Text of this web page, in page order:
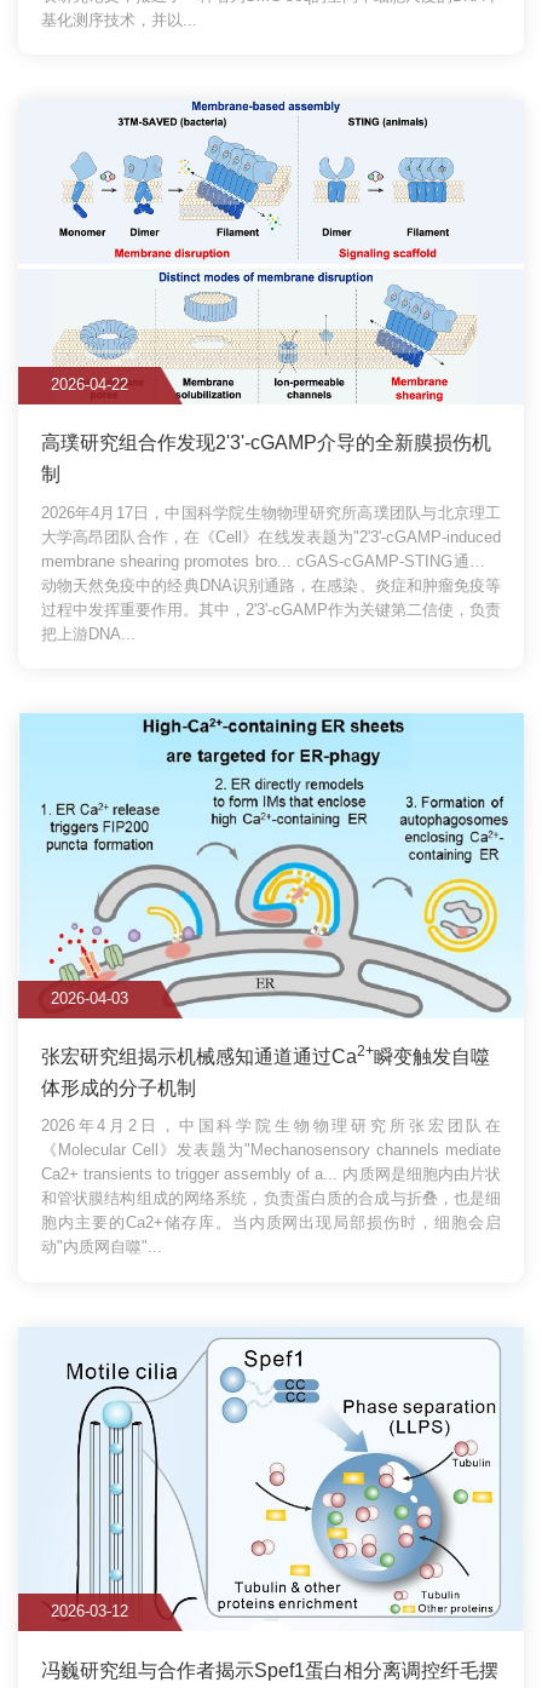
基化测序技术，并以...
2026-04-22
高璞研究组合作发现2'3'-cGAMP介导的全新膜损伤机
制
2026年4月17日，中国科学院生物物理研究所高璞团队与北京理工
大学高昂团队合作，在《Cell》在线发表题为"2'3'-cGAMP-induced
membrane shearing promotes bro...
cGAS-cGAMP-STING通路是
动物天然免疫中的经典DNA识别通路，在感染、炎症和肿瘤免疫等
过程中发挥重要作用。其中，2'3'-cGAMP作为关键第二信使，负责
把上游DNA...
2026-04-03
张宏研究组揭示机械感知通道通过Ca2+瞬变触发自噬
体形成的分子机制
2026年4月2日，中国科学院生物物理研究所张宏团队在
《Molecular Cell》发表题为"Mechanosensory channels mediate
Ca2+ transients to trigger assembly of a... 内质网是细胞内由片状
和管状膜结构组成的网络系统，负责蛋白质的合成与折叠，也是细
胞内主要的Ca2+储存库。当内质网出现局部损伤时，细胞会启
动"内质网自噬"...
2026-03-12
冯巍研究组与合作者揭示Spef1蛋白相分离调控纤毛摆